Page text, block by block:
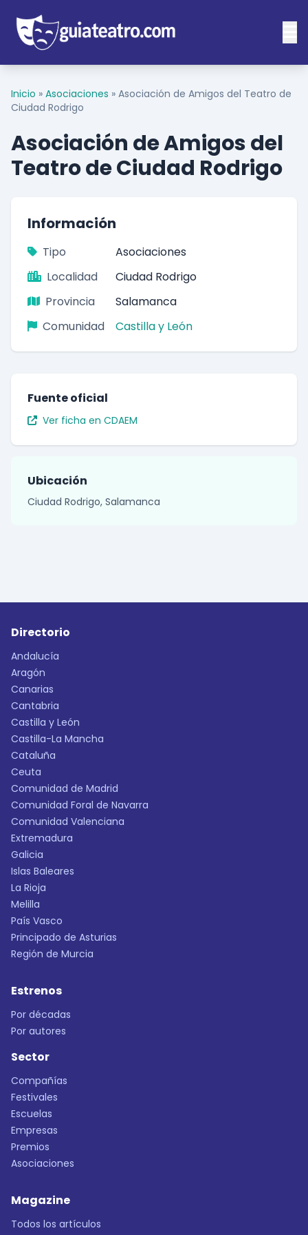
Inicio » Asociaciones » Asociación de Amigos del Teatro de
Ciudad Rodrigo
Asociación de Amigos del
Teatro de Ciudad Rodrigo
Información
Tipo
Asociaciones
Localidad
Ciudad Rodrigo
Provincia
Salamanca
Comunidad
Castilla y León
Fuente oficial
Ver ficha en CDAEM
Ubicación
Ciudad Rodrigo, Salamanca
Directorio
Andalucía
Aragón
Canarias
Cantabria
Castilla y León
Castilla-La Mancha
Cataluña
Ceuta
Comunidad de Madrid
Comunidad Foral de Navarra
Comunidad Valenciana
Extremadura
Galicia
Islas Baleares
La Rioja
Melilla
País Vasco
Principado de Asturias
Región de Murcia
Estrenos
Por décadas
Por autores
Sector
Compañías
Festivales
Escuelas
Empresas
Premios
Asociaciones
Magazine
Todos los artículos